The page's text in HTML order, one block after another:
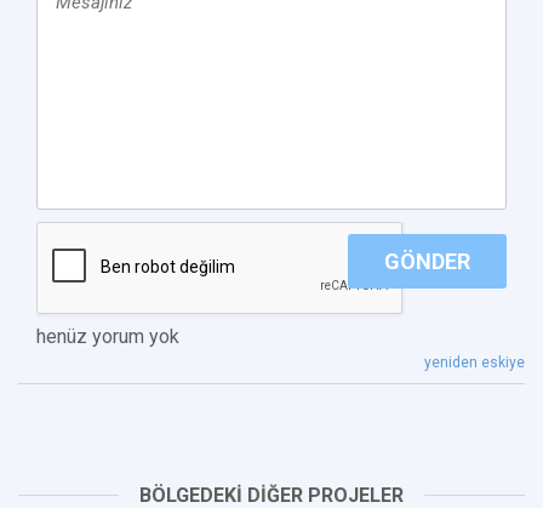
GÖNDER
henüz yorum yok
yeniden eskiye
BÖLGEDEKİ DİĞER PROJELER